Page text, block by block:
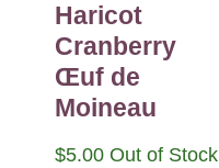
Haricot
Cranberry
Œuf de
Moineau
$5.00 Out of Stock